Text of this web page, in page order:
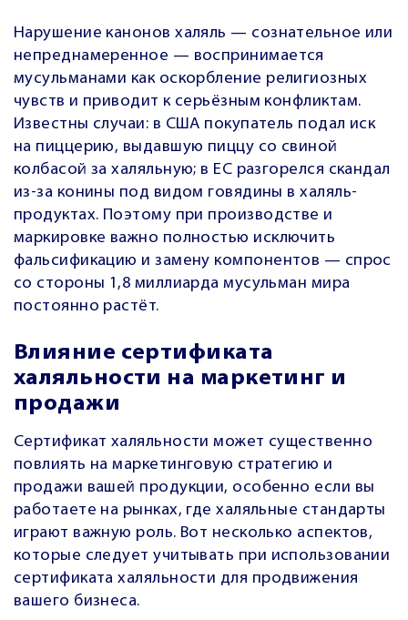
Нарушение канонов халяль — сознательное или
непреднамеренное — воспринимается
мусульманами как оскорбление религиозных
чувств и приводит к серьёзным конфликтам.
Известны случаи: в США покупатель подал иск
на пиццерию, выдавшую пиццу со свиной
колбасой за халяльную; в ЕС разгорелся скандал
из-за конины под видом говядины в халяль-
продуктах. Поэтому при производстве и
маркировке важно полностью исключить
фальсификацию и замену компонентов — спрос
со стороны 1,8 миллиарда мусульман мира
постоянно растёт.
Влияние сертификата
халяльности на маркетинг и
продажи
Сертификат халяльности может существенно
повлиять на маркетинговую стратегию и
продажи вашей продукции, особенно если вы
работаете на рынках, где халяльные стандарты
играют важную роль. Вот несколько аспектов,
которые следует учитывать при использовании
сертификата халяльности для продвижения
вашего бизнеса.